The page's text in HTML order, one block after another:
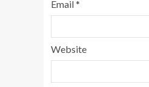
Email*
Website